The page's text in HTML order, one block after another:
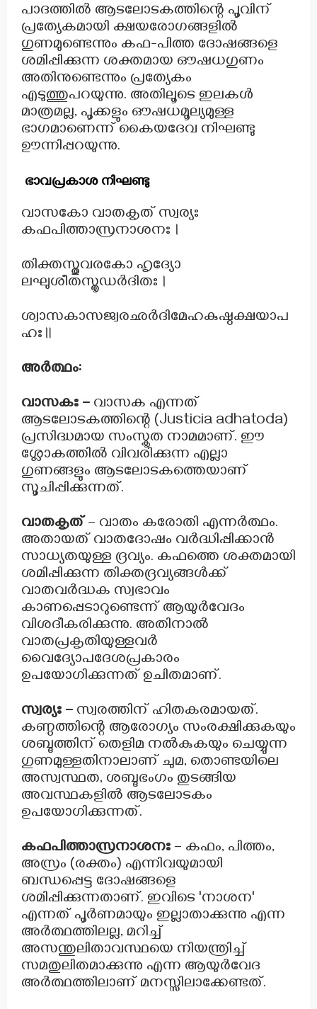
പാദത്തിൽ ആടലോടകത്തിന്റെ പൂവിന്
പ്രത്യേകമായി ക്ഷയരോഗങ്ങളിൽ
ഗുണമുണ്ടെന്നും കഫ-പിത്ത ദോഷങ്ങളെ
ശമിപ്പിക്കുന്ന ശക്തമായ ഔഷധഗുണം
അതിനുണ്ടെന്നും പ്രത്യേകം
എടുത്തുപറയുന്നു. അതിലൂടെ ഇലകൾ
മാത്രമല്ല, പൂക്കളും ഔഷധമൂല്യമുള്ള
ഭാഗമാണെന്ന് കൈയദേവ നിഘണ്ടു
ഊന്നിപ്പറയുന്നു.
ഭാവപ്രകാശ നിഘണ്ടു
വാസകോ വാതകൃത് സ്വര്യഃ
കഫപിത്താസ്രനാശനഃ।
തിക്തസ്തുവരകോ ഹൃദ്യോ
ലഘുശീതസ്തൃഡർദിതഃ।
ശ്വാസകാസജ്വരഛർദിമേഹകുഷ്ഠക്ഷയാപ
ഹഃ॥
അർത്ഥം:
വാസകഃ – വാസക എന്നത്
ആടലോടകത്തിന്റെ (Justicia adhatoda)
പ്രസിദ്ധമായ സംസ്കൃത നാമമാണ്. ഈ
ശ്ലോകത്തിൽ വിവരിക്കുന്ന എല്ലാ
ഗുണങ്ങളും ആടലോടകത്തെയാണ്
സൂചിപ്പിക്കുന്നത്.
വാതകൃത് – വാതം കരോതി എന്നർത്ഥം.
അതായത് വാതദോഷം വർദ്ധിപ്പിക്കാൻ
സാധ്യതയുള്ള ദ്രവ്യം. കഫത്തെ ശക്തമായി
ശമിപ്പിക്കുന്ന തിക്തദ്രവ്യങ്ങൾക്ക്
വാതവർദ്ധക സ്വഭാവം
കാണപ്പെടാറുണ്ടെന്ന് ആയുർവേദം
വിശദീകരിക്കുന്നു. അതിനാൽ
വാതപ്രകൃതിയുള്ളവർ
വൈദ്യോപദേശപ്രകാരം
ഉപയോഗിക്കുന്നത് ഉചിതമാണ്.
സ്വര്യഃ – സ്വരത്തിന് ഹിതകരമായത്.
കണ്ഠത്തിന്റെ ആരോഗ്യം സംരക്ഷിക്കുകയും
ശബ്ദത്തിന് തെളിമ നൽകുകയും ചെയ്യുന്ന
ഗുണമുള്ളതിനാലാണ് ചുമ, തൊണ്ടയിലെ
അസ്വസ്ഥത, ശബ്ദഭംഗം തുടങ്ങിയ
അവസ്ഥകളിൽ ആടലോടകം
ഉപയോഗിക്കുന്നത്.
കഫപിത്താസ്രനാശനഃ – കഫം, പിത്തം,
അസ്രം (രക്തം) എന്നിവയുമായി
ബന്ധപ്പെട്ട ദോഷങ്ങളെ
ശമിപ്പിക്കുന്നതാണ്. ഇവിടെ 'നാശന'
എന്നത് പൂർണമായും ഇല്ലാതാക്കുന്നു എന്ന
അർത്ഥത്തിലല്ല, മറിച്ച്
അസന്തുലിതാവസ്ഥയെ നിയന്ത്രിച്ച്
സമതുലിതമാക്കുന്നു എന്ന ആയുർവേദ
അർത്ഥത്തിലാണ് മനസ്സിലാക്കേണ്ടത്.